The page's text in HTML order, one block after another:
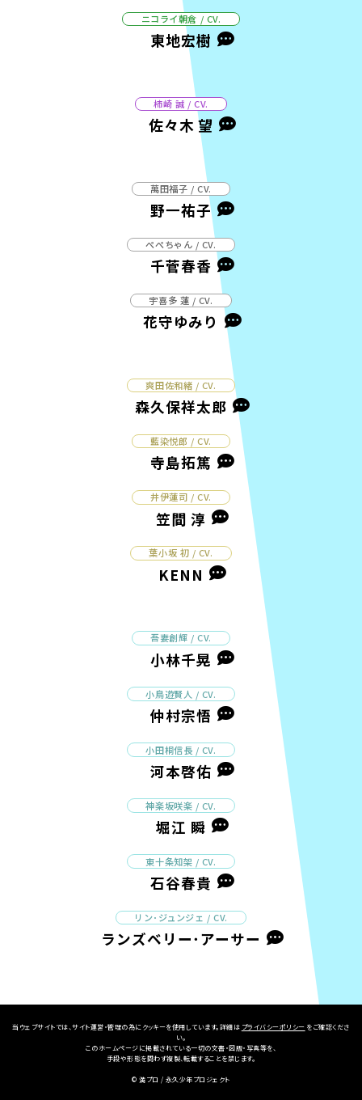
ニコライ朝倉 / CV.
東地宏樹
柿崎 誠 / CV.
佐々木 望
萬田福子 / CV.
野一祐子
ぺぺちゃん / CV.
千菅春香
宇喜多 蓮 / CV.
花守ゆみり
爽田佐和緒 / CV.
森久保祥太郎
藍染悦郎 / CV.
寺島拓篤
井伊蓮司 / CV.
笠間 淳
葉小坂 初 / CV.
KENN
吾妻創輝 / CV.
小林千晃
小鳥遊賢人 / CV.
仲村宗悟
小田桐信長 / CV.
河本啓佑
神楽坂咲楽 / CV.
堀江 瞬
東十条知架 / CV.
石谷春貴
リン･ジュンジェ / CV.
ランズベリー･アーサー
当ウェブサイトでは、サイト運営・管理の為にクッキーを使用しています。詳細は プライバシーポリシー をご確認くださ
い。
このホームページに掲載されている一切の文書・図版・写真等を、
手段や形態を問わず複製、転載することを禁じます。
© 満プロ / 永久少年プロジェクト